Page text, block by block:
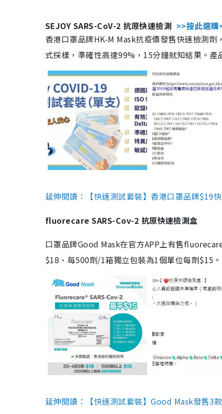
SEJOY SARS-CoV-2 抗原快速檢測 >>按此選購
香港口罩品牌HK-M Mask抗疫價發售快速檢測
式採樣，準確性高達99%，15分鐘就知結果。
延伸閱讀：【快速測試套裝】香港口罩品牌$19
fluorecare SARS-Cov-2 抗原快速檢測盒
口罩品牌Good Mask在官方APP上有售
$18、每500劑/1箱獨立包裝為1個單位每劑$15
延伸閱讀：【快速測試套裝】Good Mask發售3